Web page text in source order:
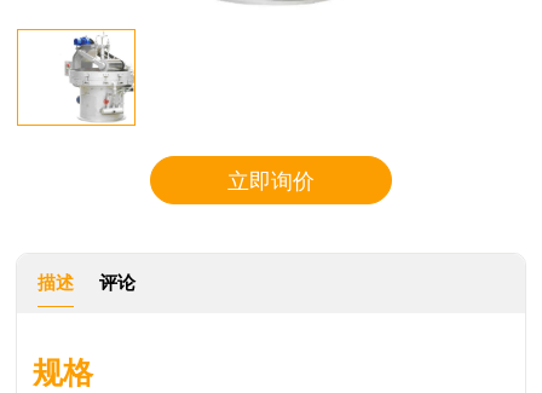
立即询价
描述 评论
规格